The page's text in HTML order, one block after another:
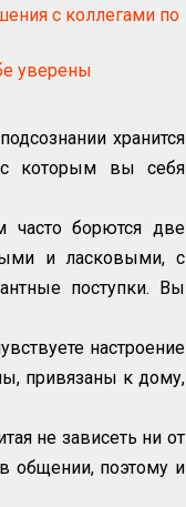
с коллегами по
уверены
хранится
с которым вы себя
часто борются две
и ласковыми, с
поступки. Вы
настроение
привязаны к дому,
не зависеть ни от
общении, поэтому и